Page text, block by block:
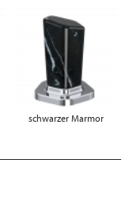
schwarzer Marmor